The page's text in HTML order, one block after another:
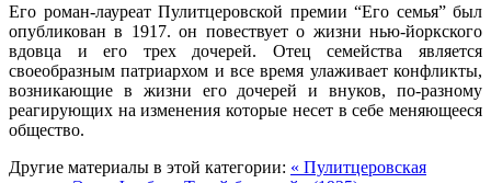
Его роман-лауреат Пулитцеровской премии “Его семья” был
опубликован в 1917. он повествует о жизни нью-йоркского
вдовца и его трех дочерей. Отец семейства является
своеобразным патриархом и все время улаживает конфликты,
возникающие в жизни его дочерей и внуков, по-разному
реагирующих на изменения которые несет в себе меняющееся
общество.
Другие материалы в этой категории: « Пулитцеровская